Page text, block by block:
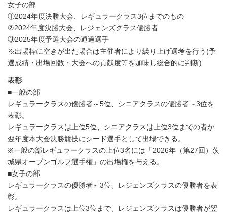
女子の部
①2024年度決勝大会、レギュラークラス3位までのもの
②2024年度決勝大会、レジェンズクラス優勝者
③2025年度予選大会の通過選手
※出場枠に空きが出た場合は主催者により繰り上げ選考を行う(予
選成績・出場回数・大会への貢献度等を加味し総合的に判断)
表彰
■一般の部
レギュラークラスの優勝者～5位、シニアクラスの優勝者～3位を
表彰。
レギュラークラスは上位5位、シニアクラスは上位3位までの者が
翌年度本大会決勝競技にシード選手として出場できる。
※一般の部レギュラークラスの上位3名には「2026年（第27回）茨
城県オープンゴルフ選手権」の出場権を与える。
■女子の部
レギュラークラスの優勝者～3位、レジェンズクラスの優勝者を表
彰。
レギュラークラスは上位3位まで、レジェンズクラスは優勝者が翌